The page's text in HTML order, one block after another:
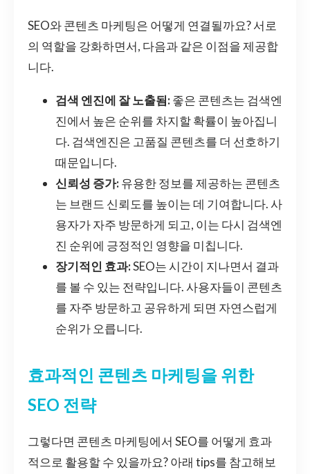
SEO와 콘텐츠 마케팅은 어떻게 연결될까요? 서로
의 역할을 강화하면서, 다음과 같은 이점을 제공합
니다.
검색 엔진에 잘 노출됨: 좋은 콘텐츠는 검색엔
진에서 높은 순위를 차지할 확률이 높아집니
다. 검색엔진은 고품질 콘텐츠를 더 선호하기
때문입니다.
신뢰성 증가: 유용한 정보를 제공하는 콘텐츠
는 브랜드 신뢰도를 높이는 데 기여합니다. 사
용자가 자주 방문하게 되고, 이는 다시 검색엔
진 순위에 긍정적인 영향을 미칩니다.
장기적인 효과:SEO는 시간이 지나면서 결과
를 볼 수 있는 전략입니다. 사용자들이 콘텐츠
를 자주 방문하고 공유하게 되면 자연스럽게
순위가 오릅니다.
효과적인 콘텐츠 마케팅을 위한
SEO 전략
그렇다면 콘텐츠 마케팅에서 SEO를 어떻게 효과
적으로 활용할 수 있을까요? 아래 tips를 참고해보